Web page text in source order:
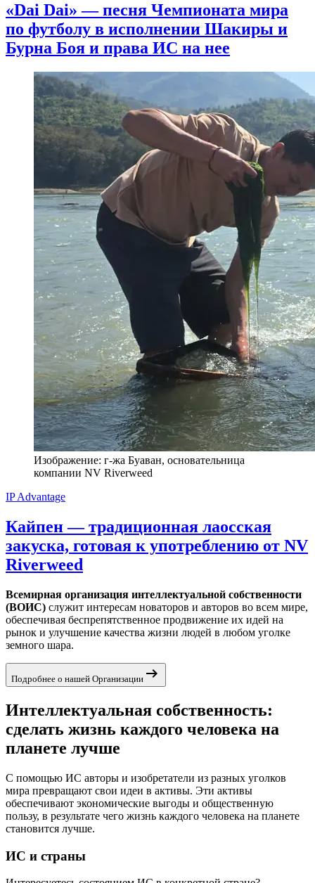
«Dai Dai» — песня Чемпионата мира
по футболу в исполнении Шакиры и
Бурна Боя и права ИС на нее
Изображение: г-жа Буаван, основательница
компании NV Riverweed
IP Advantage
Кайпен — традиционная лаосская
закуска, готовая к употреблению от NV
Riverweed
Всемирная организация интеллектуальной собственности
(ВОИС) служит интересам новаторов и авторов во всем мире,
обеспечивая беспрепятственное продвижение их идей на
рынок и улучшение качества жизни людей в любом уголке
земного шара.
Подробнее о нашей Организации arrow_right_alt
Интеллектуальная собственность:
сделать жизнь каждого человека на
планете лучше
С помощью ИС авторы и изобретатели из разных уголков
мира превращают свои идеи в активы. Эти активы
обеспечивают экономические выгоды и общественную
пользу, в результате чего жизнь каждого человека на планете
становится лучше.
ИС и страны